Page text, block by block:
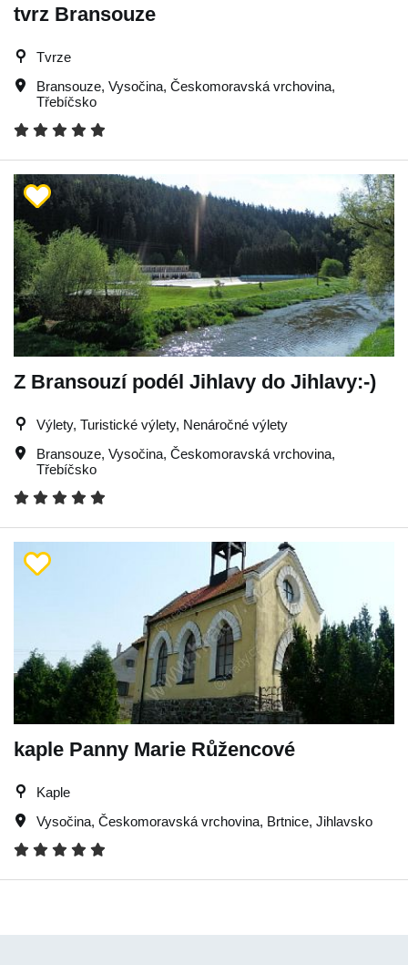
tvrz Bransouze
Tvrze
Bransouze, Vysočina, Českomoravská vrchovina,
Třebíčsko
Z Bransouzí podél Jihlavy do Jihlavy:-)
Výlety, Turistické výlety, Nenáročné výlety
Bransouze, Vysočina, Českomoravská vrchovina,
Třebíčsko
kaple Panny Marie Růžencové
Kaple
Vysočina, Českomoravská vrchovina, Brtnice, Jihlavsko